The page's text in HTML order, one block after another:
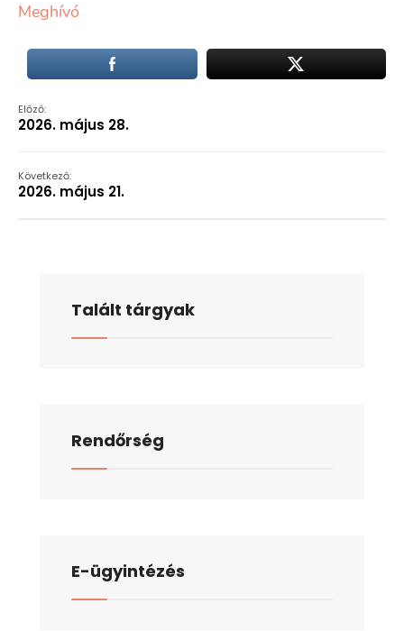
Meghívó
Előző:
2026. május 28.
Következő:
2026. május 21.
Talált tárgyak
Rendőrség
E-ügyintézés